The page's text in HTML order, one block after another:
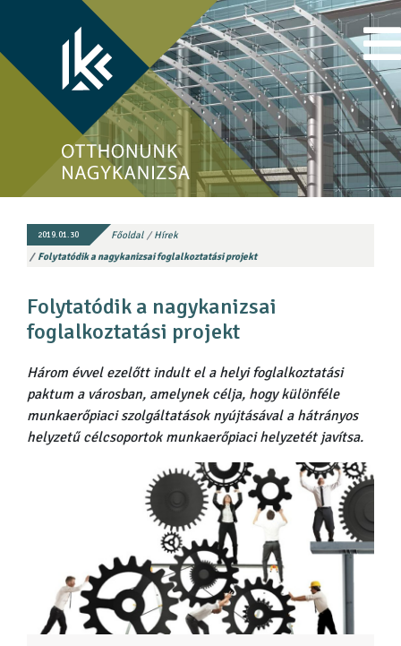
2019.01.30 Főoldal
Hírek
Folytatódik a nagykanizsai foglalkoztatási projekt
Folytatódik a nagykanizsai
foglalkoztatási projekt
Három évvel ezelőtt indult el a helyi foglalkoztatási
paktum a városban, amelynek célja, hogy különféle
munkaerőpiaci szolgáltatások nyújtásával a hátrányos
helyzetű célcsoportok munkaerőpiaci helyzetét javítsa.